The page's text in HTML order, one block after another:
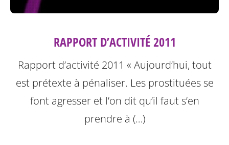
RAPPORT D’ACTIVITÉ 2011
Rapport d’activité 2011 « Aujourd’hui, tout
est prétexte à pénaliser. Les prostituées se
font agresser et l’on dit qu’il faut s’en
prendre à (…)